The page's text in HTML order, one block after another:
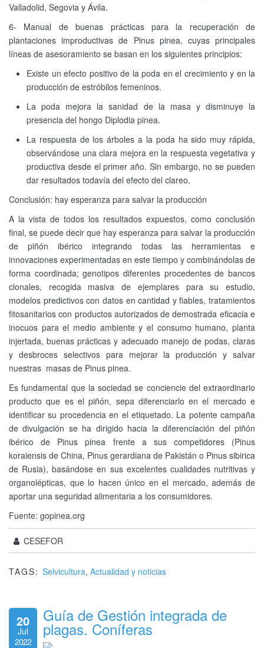
Valladolid, Segovia y Ávila.
6- Manual de buenas prácticas para la recuperación de
plantaciones improductivas de Pinus pinea, cuyas principales
líneas de asesoramiento se basan en los siguientes principios:
Existe un efecto positivo de la poda en el crecimiento y en la
producción de estróbilos femeninos.
La poda mejora la sanidad de la masa y disminuye la
presencia del hongo Diplodia pinea.
La respuesta de los árboles a la poda ha sido muy rápida,
observándose una clara mejora en la respuesta vegetativa y
productiva desde el primer año. Sin embargo, no se pueden
dar resultados todavía del efecto del clareo.
Conclusión: hay esperanza para salvar la producción
A la vista de todos los resultados expuestos, como conclusión
final, se puede decir que hay esperanza para salvar la producción
de piñón ibérico integrando todas las herramientas e
innovaciones experimentadas en este tiempo y combinándolas de
forma coordinada; genotipos diferentes procedentes de bancos
clonales, recogida masiva de ejemplares para su estudio,
modelos predictivos con datos en cantidad y fiables, tratamientos
fitosanitarios con productos autorizados de demostrada eficacia e
inocuos para el medio ambiente y el consumo humano, planta
injertada, buenas prácticas y adecuado manejo de podas, claras
y desbroces selectivos para mejorar la producción y salvar
nuestras masas de Pinus pinea.
Es fundamental que la sociedad se conciencie del extraordinario
producto que es el piñón, sepa diferenciarlo en el mercado e
identificar su procedencia en el etiquetado. La potente campaña
de divulgación se ha dirigido hacia la diferenciación del piñón
ibérico de Pinus pinea frente a sus competidores (Pinus
koraiensis de China, Pinus gerardiana de Pakistán o Pinus sibirica
de Rusia), basándose en sus excelentes cualidades nutritivas y
organolépticas, que lo hacen único en el mercado, además de
aportar una seguridad alimentaria a los consumidores.
Fuente: gopinea.org
CESEFOR
TAGS: Selvicultura, Actualidad y noticias
20
Jul
2022
Guía de Gestión integrada de
plagas. Coníferas